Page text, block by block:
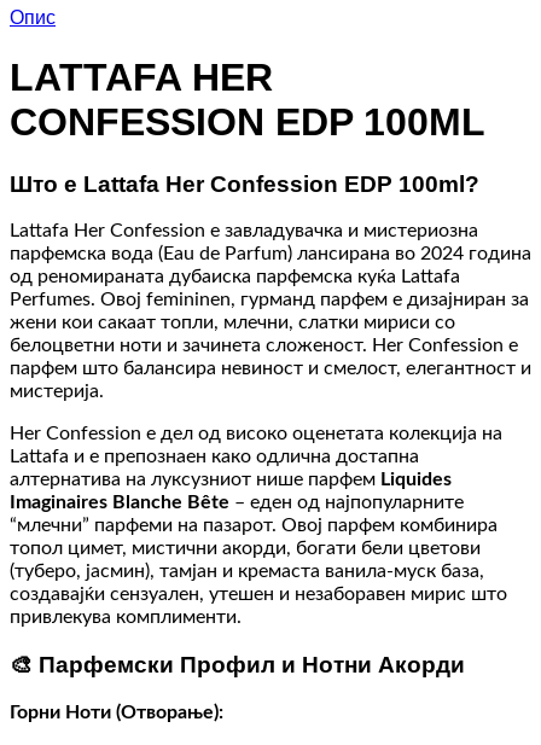
Опис
LATTAFA HER
CONFESSION EDP 100ML
Што е Lattafa Her Confession EDP 100ml?
Lattafa Her Confession е завладувачка и мистериозна
парфемска вода (Eau de Parfum) лансирана во 2024 година
од реномираната дубаиска парфемска куќа Lattafa
Perfumes. Овој femininen, гурманд парфем е дизајниран за
жени кои сакаат топли, млечни, слатки мириси со
белоцветни ноти и зачинета сложеност. Her Confession е
парфем што балансира невиност и смелост, елегантност и
мистерија.
Her Confession е дел од високо оценетата колекција на
Lattafa и е препознаен како одлична достапна
алтернатива на луксузниот нише парфем Liquides
Imaginaires Blanche Bête – еден од најпопуларните
“млечни” парфеми на пазарот. Овој парфем комбинира
топол цимет, мистични акорди, богати бели цветови
(туберо, јасмин), тамјан и кремаста ванила-муск база,
создавајќи сензуален, утешен и незаборавен мирис што
привлекува комплименти.
🎨 Парфемски Профил и Нотни Акорди
Горни Ноти (Отворање):